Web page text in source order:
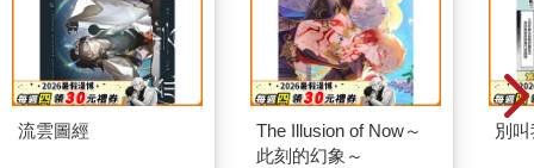
流雲圖經
The Illusion of Now～
此刻的幻象～
別